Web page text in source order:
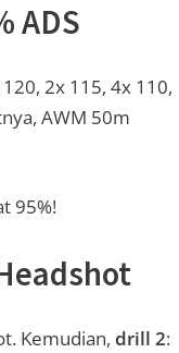
ADS
2x 115, 4x 110,
AWM 50m
95%!
Kemudian, drill 2: